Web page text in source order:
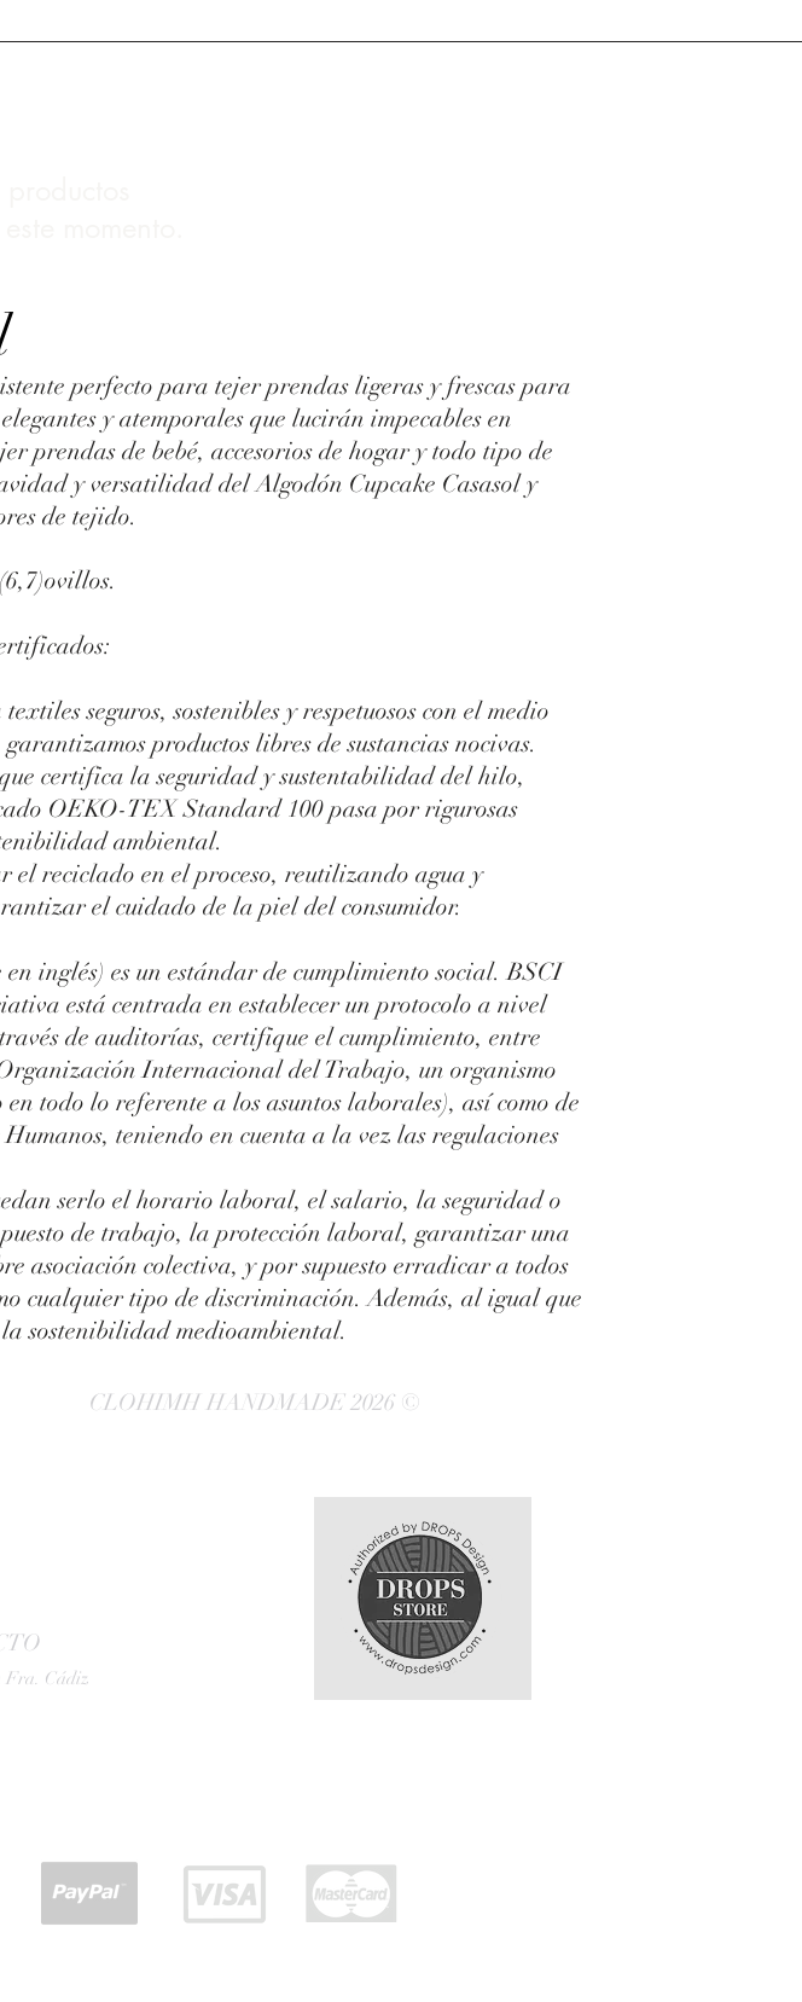
perfecto para tejer prendas ligeras y frescas para
y atemporales que lucirán impecables en
prendas de bebé, accesorios de hogar y todo tipo de
y versatilidad del Algodón Cupcake Casasol y
de tejido.
seguros, sostenibles y respetuosos con el medio
productos libres de sustancias nocivas.
certifica la seguridad y sustentabilidad del hilo,
OEKO-TEX Standard 100 pasa por rigurosas
ambiental.
el reciclado en el proceso, reutilizando agua y
el cuidado de la piel del consumidor.
inglés) es un estándar de cumplimiento social. BSCI
está centrada en establecer un protocolo a nivel
de auditorías, certifique el cumplimiento, entre
Internacional del Trabajo, un organismo
todo lo referente a los asuntos laborales), así como de
teniendo en cuenta a la vez las regulaciones
serlo el horario laboral, el salario, la seguridad o
de trabajo, la protección laboral, garantizar una
asociación colectiva, y por supuesto erradicar a todos
cualquier tipo de discriminación. Además, al igual que
sostenibilidad medioambiental.
CLOHIMH HANDMADE 2026 ©
Fra. Cádiz